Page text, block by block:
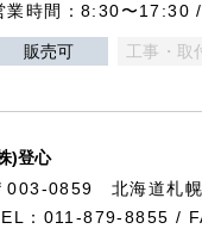
業時間：8:30〜17:30
販売可 工事・取
)登心
003-0859 北海道札幌
：011-879-8855 /